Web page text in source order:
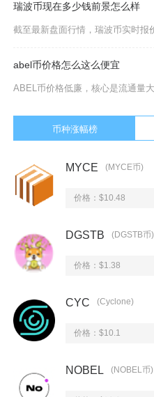
瑞波币现在多少钱前景怎么样
abel币价格怎么这么便宜
币种涨幅榜
MYCE (MYCE币)
价格：$10.48
DGSTB (DGSTB币)
价格：$1.38
CYC (Cyclone)
价格：$10.1
NOBEL (NOBEL币)